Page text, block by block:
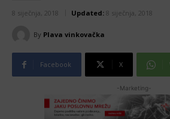
8 siječnja, 2018 Updated: 8 siječnja, 2018
By Plava vinkovačka
Facebook X
-Marketing-